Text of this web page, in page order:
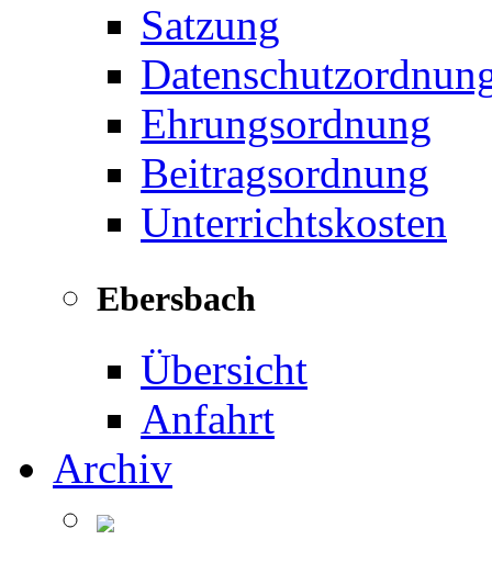
Satzung
Ehrungsordnung
Beitragsordnung
Unterrichtskosten
Ebersbach
Übersicht
Anfahrt
Archiv